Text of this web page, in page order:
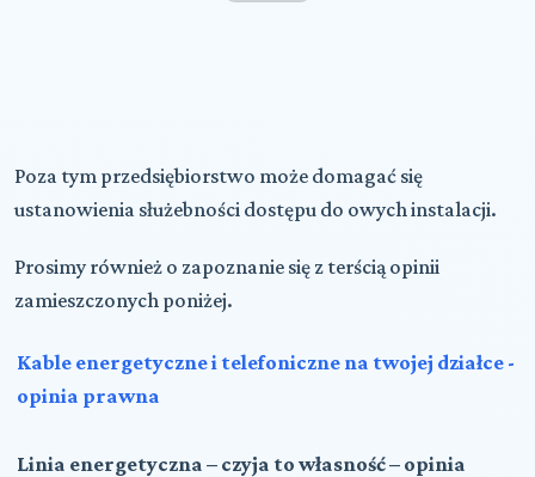
Poza tym przedsiębiorstwo może domagać się
ustanowienia służebności dostępu do owych instalacji.
Prosimy również o zapoznanie się z terścią opinii
zamieszczonych poniżej.
Kable energetyczne i telefoniczne na twojej działce -
opinia prawna
Linia energetyczna – czyja to własność – opinia